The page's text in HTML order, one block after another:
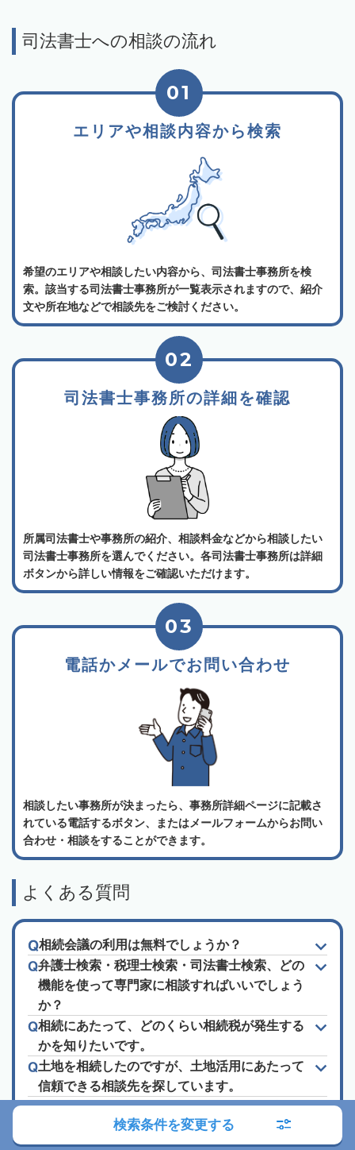
司法書士への相談の流れ
エリアや相談内容から検索
01
希望のエリアや相談したい内容から、司法書士事務所を検
索。該当する司法書士事務所が一覧表示されますので、紹介
文や所在地などで相談先をご検討ください。
司法書士事務所の詳細を確認
02
所属司法書士や事務所の紹介、相談料金などから相談したい
司法書士事務所を選んでください。各司法書士事務所は詳細
ボタンから詳しい情報をご確認いただけます。
電話かメールでお問い合わせ
03
相談したい事務所が決まったら、事務所詳細ページに記載さ
れている電話するボタン、またはメールフォームからお問い
合わせ・相談をすることができます。
よくある質問
相続会議の利用は無料でしょうか？
弁護士検索・税理士検索・司法書士検索、どの
機能を使って専門家に相談すればいいでしょう
か？
相続にあたって、どのくらい相続税が発生する
かを知りたいです。
土地を相続したのですが、土地活用にあたって
信頼できる相談先を探しています。
相続についてわからない事が多いため、手続き
や相談先、法律など色々知りたいです。
「ランキング」や「口コミ」「おすすめ」って
検索条件を変更する